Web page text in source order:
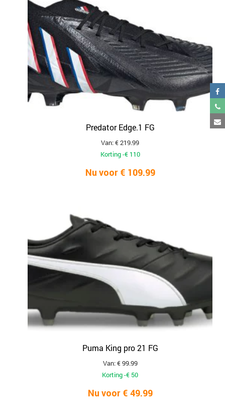
Predator Edge.1 FG
Van: € 219.99
Korting -€ 110
Nu voor € 109.99
Puma King pro 21 FG
Van: € 99.99
Korting -€ 50
Nu voor € 49.99